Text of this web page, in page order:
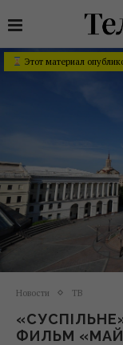
Этот материал
Новости ТВ
ФИЛЬМ